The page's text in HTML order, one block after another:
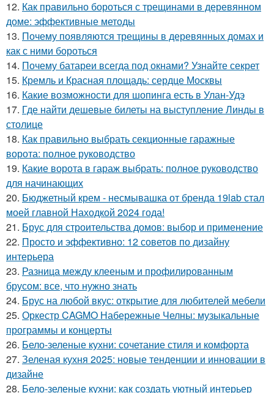
12. Как правильно бороться с трещинами в деревянном
доме: эффективные методы
13. Почему появляются трещины в деревянных домах и
как с ними бороться
14. Почему батареи всегда под окнами? Узнайте секрет
15. Кремль и Красная площадь: сердце Москвы
16. Какие возможности для шопинга есть в Улан-Удэ
17. Где найти дешевые билеты на выступление Линды в
столице
18. Как правильно выбрать секционные гаражные
ворота: полное руководство
19. Какие ворота в гараж выбрать: полное руководство
для начинающих
20. Бюджетный крем - несмывашка от бренда 19lab стал
моей главной Находкой 2024 года!
21. Брус для строительства домов: выбор и применение
22. Просто и эффективно: 12 советов по дизайну
интерьера
23. Разница между клееным и профилированным
брусом: все, что нужно знать
24. Брус на любой вкус: открытие для любителей мебели
25. Оркестр CAGMO Набережные Челны: музыкальные
программы и концерты
26. Бело-зеленые кухни: сочетание стиля и комфорта
27. Зеленая кухня 2025: новые тенденции и инновации в
дизайне
28. Бело-зеленые кухни: как создать уютный интерьер